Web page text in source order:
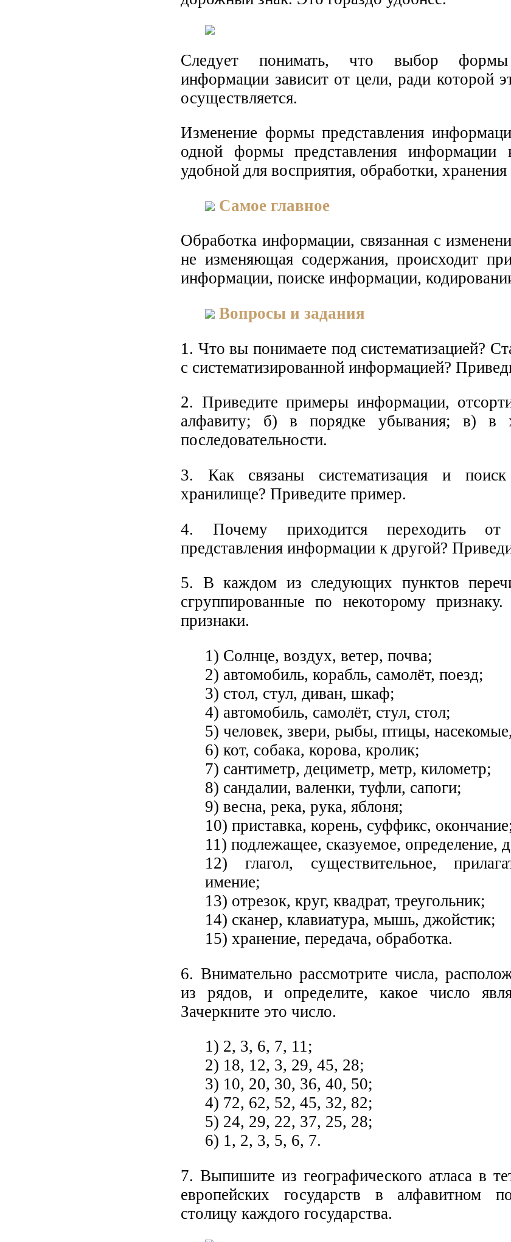
Следует понимать, что выбор формы
информации зависит от цели, ради которой
осуществляется.
Изменение формы представления
одной формы представления информации
удобной для восприятия, обработки,
Самое главное
Обработка информации, связанная с
не изменяющая содержания, происходит
информации, поиске информации,
Вопросы и задания
1. Что вы понимаете под систематизацией?
с систематизированной информацией?
2. Приведите примеры информации,
алфавиту; б) в порядке убывания; в) в
последовательности.
3. Как связаны систематизация и
хранилище? Приведите пример.
4. Почему приходится переходить
представления информации к другой?
5. В каждом из следующих пунктов
сгруппированные по некоторому
признаки.
1) Солнце, воздух, ветер, почва;
2) автомобиль, корабль, самолёт, поезд;
3) стол, стул, диван, шкаф;
4) автомобиль, самолёт, стул, стол;
5) человек, звери, рыбы, птицы,
6) кот, собака, корова, кролик;
7) сантиметр, дециметр, метр, километр;
8) сандалии, валенки, туфли, сапоги;
9) весна, река, рука, яблоня;
10) приставка, корень, суффикс,
11) подлежащее, сказуемое, определение,
12) глагол, существительное,
имение;
13) отрезок, круг, квадрат, треугольник;
14) сканер, клавиатура, мышь, джойстик;
15) хранение, передача, обработка.
6. Внимательно рассмотрите числа,
из рядов, и определите, какое число
Зачеркните это число.
1) 2, 3, 6, 7, 11;
2) 18, 12, 3, 29, 45, 28;
3) 10, 20, 30, 36, 40, 50;
4) 72, 62, 52, 45, 32, 82;
5) 24, 29, 22, 37, 25, 28;
6) 1, 2, 3, 5, 6, 7.
7. Выпишите из географического атласа в
европейских государств в алфавитном
столицу каждого государства.